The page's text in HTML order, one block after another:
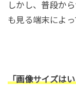
しかし、普段か
も見る端末によっ
「画像サイズは